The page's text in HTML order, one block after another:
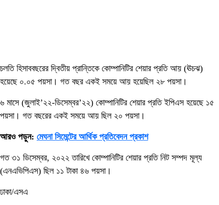
চলতি হিসাববছরের দ্বিতীয় প্রান্তিকে কোম্পানিটির শেয়ার প্রতি আয় (ঊচঝ)
হয়েছে ০.০৫ পয়সা। গত বছর একই সময়ে আয় হয়েছিল ২৮ পয়সা।
৬ মাসে (জুলাই’২২-ডিসেম্বর’২২) কোম্পানিটির শেয়ার প্রতি ইপিএস হয়েছে ১৫
পয়সা। গত বছরের একই সময়ে আয় ছিল ২০ পয়সা।
আরও পড়ুন: মেঘনা সিমেন্টের আর্থিক প্রতিবেদন প্রকাশ
গত ৩১ ডিসেম্বর, ২০২২ তারিখে কোম্পানিটির শেয়ার প্রতি নিট সম্পদ মূল্য
(এনএভিপিএস) ছিল ১১ টাকা ৪৬ পয়সা।
ঢাকা/এসএ